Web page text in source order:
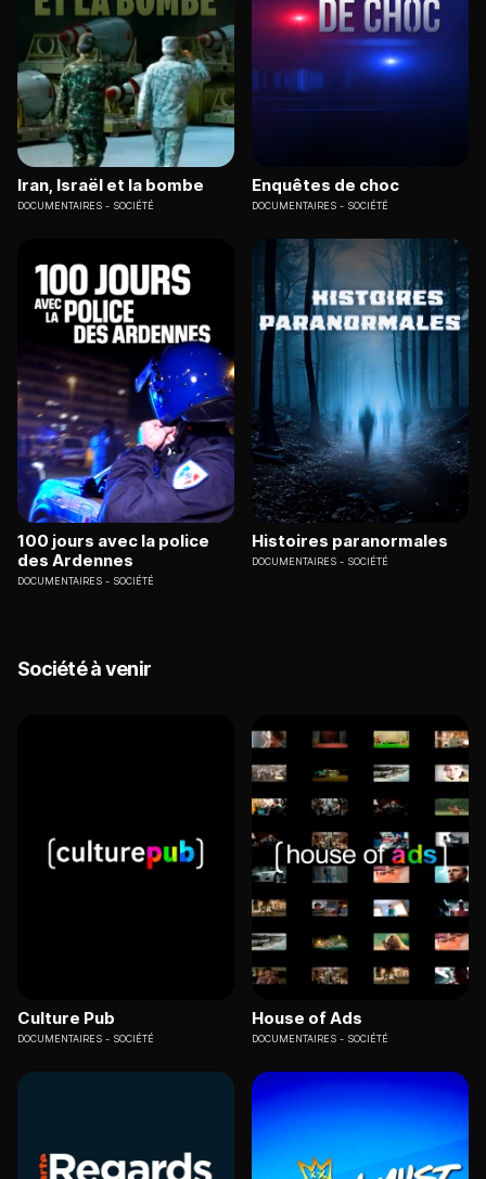
Iran, Israël et la bombe
DOCUMENTAIRES SOCIÉTÉ
Enquêtes de choc
DOCUMENTAIRES SOCIÉTÉ
100 jours avec la police
des Ardennes
DOCUMENTAIRES SOCIÉTÉ
Histoires paranormales
DOCUMENTAIRES SOCIÉTÉ
Société à venir
Culture Pub
DOCUMENTAIRES SOCIÉTÉ
House of Ads
DOCUMENTAIRES SOCIÉTÉ